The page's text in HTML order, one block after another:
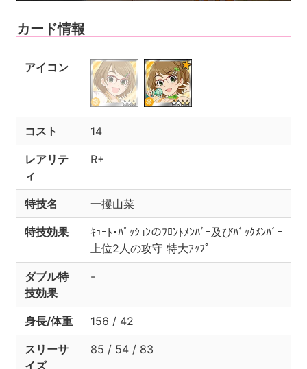
カード情報
アイコン
コスト 14
レアリテ
ィ
R+
特技名 一攫山菜
特技効果
ｷｭｰﾄ･ﾊﾟｯｼｮﾝのﾌﾛﾝﾄﾒﾝﾊﾞｰ及びﾊﾞｯｸﾒﾝﾊﾞｰ
上位2人の攻守 特大ｱｯﾌﾟ
ダブル特
技効果
-
身長/体重 156 / 42
スリーサ
イズ
85 / 54 / 83